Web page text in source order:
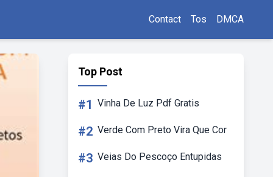
Contact Tos DMCA
Top Post
#1 Vinha De Luz Pdf Gratis
#2 Verde Com Preto Vira Que Cor
#3 Veias Do Pescoço Entupidas